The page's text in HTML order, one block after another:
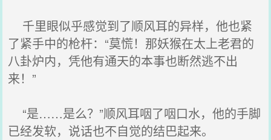
千里眼似乎感觉到了顺风耳的异样，他也紧
了紧手中的枪杆：“莫慌！那妖猴在太上老君的
八卦炉内，凭他有通天的本事也断然逃不出
来！”
“是……是么？”顺风耳咽了咽口水，他的手脚
已经发软，说话也不自觉的结巴起来。